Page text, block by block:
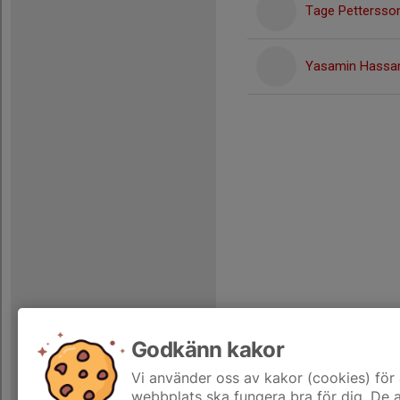
Tage
Yasamin
Godkänn kakor
Vi använder oss av kakor (cookies)
webbplats ska fungera bra för dig. De